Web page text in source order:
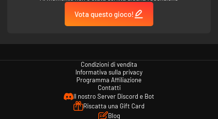
Vota questo gioco!
Condizioni di vendita
Informativa sulla privacy
Programma Affiliazione
Contatti
Il nostro Server Discord e Bot
Riscatta una Gift Card
Blog